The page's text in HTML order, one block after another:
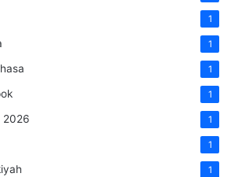
1
1
1
1
2026 1
1
1